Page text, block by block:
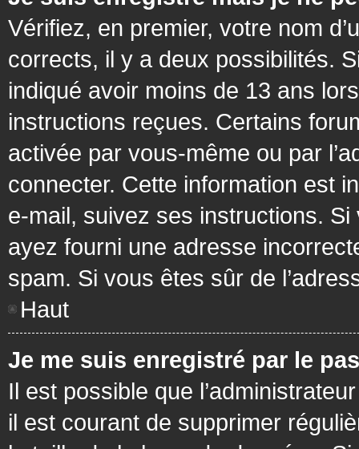
Vérifiez, en premier, votre nom
corrects, il y a deux possibilités.
indiqué avoir moins de 13 ans
instructions reçues. Certains
activée par vous-même ou par
connecter. Cette information est
e-mail, suivez ses instructions. Si
ayez fourni une adresse
spam. Si vous êtes sûr de
Haut
Je me suis enregistré par le
Il est possible que
il est courant de supprimer